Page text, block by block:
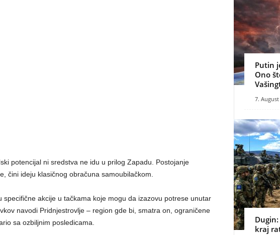
potencijal ni sredstva ne idu u prilog Zapadu. Postojanje
čini ideju klasičnog obračuna samoubilačkom.
specifične akcije u tačkama koje mogu da izazovu potrese unutar
navodi Pridnjestrovlje – region gde bi, smatra on, ograničene
sa ozbiljnim posledicama.
Putin
Ono
7. August
kraj